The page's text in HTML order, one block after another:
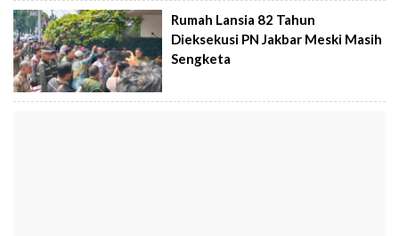
Rumah Lansia 82 Tahun
Dieksekusi PN Jakbar Meski Masih
Sengketa